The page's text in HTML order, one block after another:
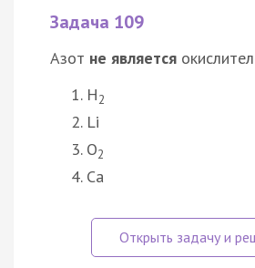
Задача 109
Азот не является
H2
Li
O2
Сa